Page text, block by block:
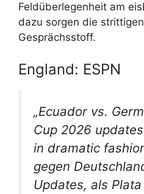
Feldüberlegenheit am
dazu sorgen die
Gesprächsstoff.
England: ESPN
„Ecuador vs.
Cup 2026
in dramatic
gegen
Updates, als